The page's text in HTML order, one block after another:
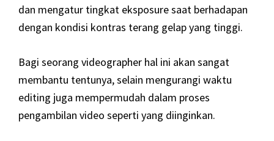
dan mengatur tingkat eksposure saat berhadapan
dengan kondisi kontras terang gelap yang tinggi.
Bagi seorang videographer hal ini akan sangat
membantu tentunya, selain mengurangi waktu
editing juga mempermudah dalam proses
pengambilan video seperti yang diinginkan.